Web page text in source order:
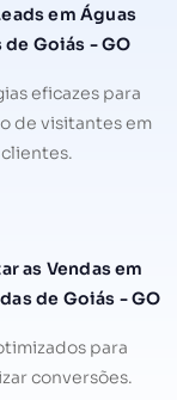
em Águas
de Goiás - GO
eficazes para
de visitantes em
clientes.
as Vendas em
de Goiás - GO
para
conversões.